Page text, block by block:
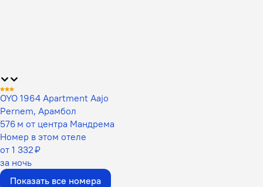
OYO 1964 Apartment Aajo
Pernem, Арамбол
576 м от центра Мандрема
Номер в этом отеле
от 1 332 ₽
за ночь
Показать все номера